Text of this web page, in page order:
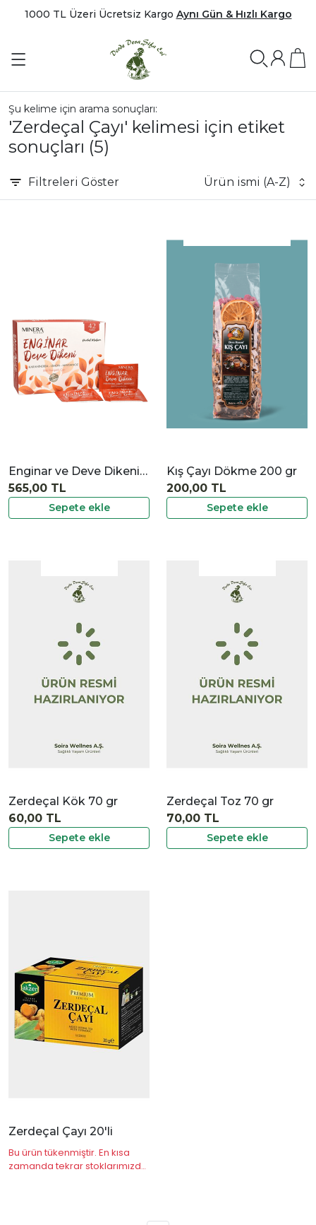
1000 TL Üzeri Ücretsiz Kargo Aynı Gün & Hızlı Kargo
Şu kelime için arama sonuçları:
'Zerdeçal Çayı' kelimesi için etiket
sonuçları (5)
Filtreleri Göster Ürün ismi (A-Z)
Enginar ve Deve Dikeni Çayı 42'li
Sepete ekle
565,00 TL
Kış Çayı Dökme 200 gr
Sepete ekle
200,00 TL
Zerdeçal Kök 70 gr
Sepete ekle
60,00 TL
Zerdeçal Toz 70 gr
Sepete ekle
70,00 TL
Zerdeçal Çayı 20'li
Bu ürün tükenmiştir. En kısa
zamanda tekrar stoklarımızda